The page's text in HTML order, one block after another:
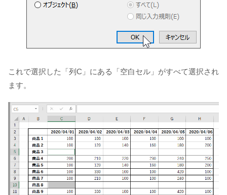
これで選択した「列C」にある「空白セル」がすべて選択され
ます。